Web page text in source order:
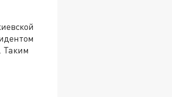
Таким